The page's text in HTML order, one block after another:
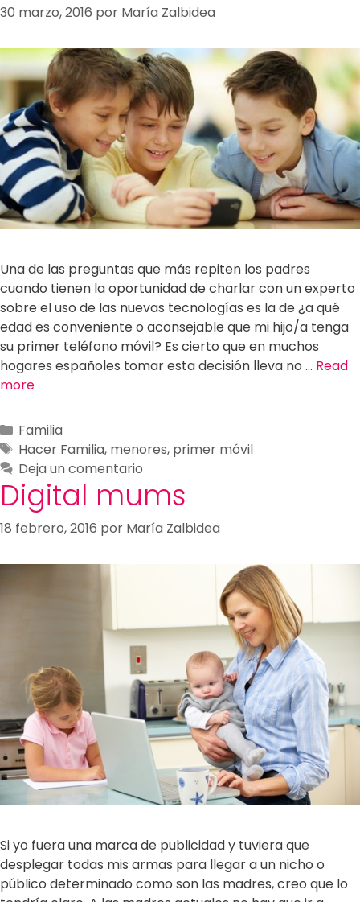
30 marzo, 2016 por María Zalbidea
Una de las preguntas que más repiten los padres
cuando tienen la oportunidad de charlar con un experto
sobre el uso de las nuevas tecnologías es la de ¿a qué
edad es conveniente o aconsejable que mi hijo/a tenga
su primer teléfono móvil? Es cierto que en muchos
hogares españoles tomar esta decisión lleva no … Read
more
Familia
Hacer Familia, menores, primer móvil
Deja un comentario
Digital mums
18 febrero, 2016 por María Zalbidea
Si yo fuera una marca de publicidad y tuviera que
desplegar todas mis armas para llegar a un nicho o
público determinado como son las madres, creo que lo